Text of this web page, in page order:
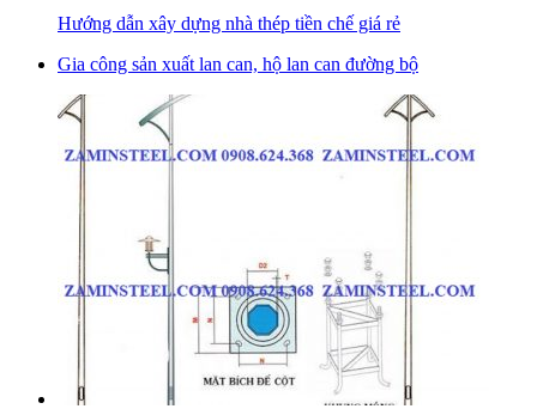
Hướng dẫn xây dựng nhà thép tiền chế giá rẻ
Gia công sản xuất lan can, hộ lan can đường bộ